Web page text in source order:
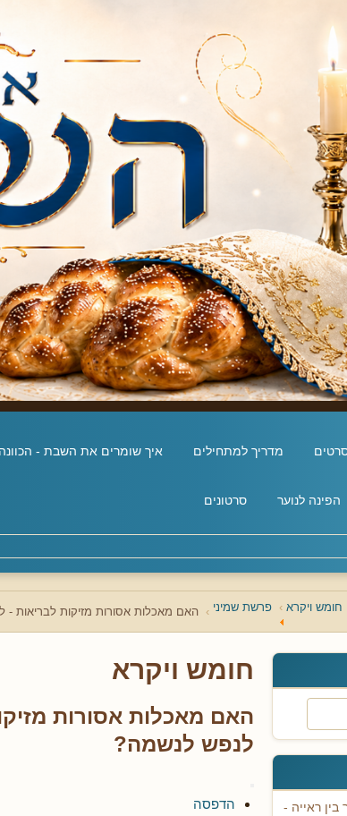
מדריך למתחילים איך שומרים את השבת -
הפינה לנוער סרטונים
חומש ויקרא פרשת שמיני האם מאכלות אסורות מזיקות לבריאות -
ראייה -
חומש ויקרא
האם מאכלות אסורות
לנפש לנשמה?
הדפסה